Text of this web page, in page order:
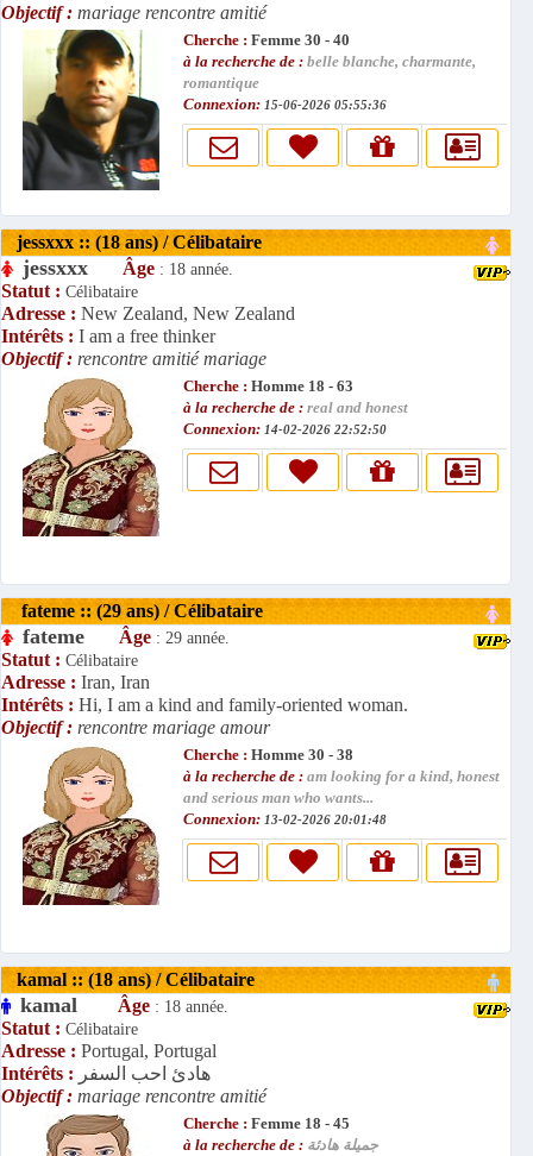
Objectif : mariage rencontre amitié
Cherche : Femme 30 - 40
à la recherche de : belle blanche, charmante,
romantique
Connexion: 15-06-2026 05:55:36
jessxxx :: (18 ans) / Célibataire
jessxxx Âge : 18 année.
Statut : Célibataire
Adresse : New Zealand, New Zealand
Intérêts : I am a free thinker
Objectif : rencontre amitié mariage
Cherche : Homme 18 - 63
à la recherche de : real and honest
Connexion: 14-02-2026 22:52:50
fateme :: (29 ans) / Célibataire
fateme Âge : 29 année.
Statut : Célibataire
Adresse : Iran, Iran
Intérêts : Hi, I am a kind and family-oriented woman.
Objectif : rencontre mariage amour
Cherche : Homme 30 - 38
à la recherche de : am looking for a kind, honest
and serious man who wants...
Connexion: 13-02-2026 20:01:48
kamal :: (18 ans) / Célibataire
kamal Âge : 18 année.
Statut : Célibataire
Adresse : Portugal, Portugal
Intérêts : هادئ احب السفر
Objectif : mariage rencontre amitié
Cherche : Femme 18 - 45
à la recherche de : جميلة هادئة